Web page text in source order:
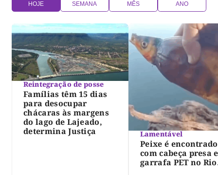
HOJE SEMANA MÊS ANO
Reintegração de posse
Famílias têm 15 dias
para desocupar
chácaras às margens
do lago de Lajeado,
determina Justiça
Lamentável
Peixe é encontrado
com cabeça presa
garrafa PET no Rio